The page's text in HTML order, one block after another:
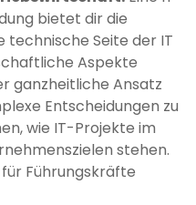
bietet dir die
technische Seite der IT
Aspekte
ganzheitliche Ansatz
Entscheidungen zu
wie IT-Projekte im
stehen.
Führungskräfte